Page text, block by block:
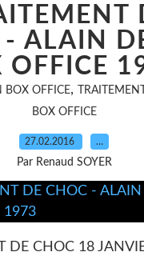
ALAIN
OFFICE
BOX OFFICE,
BOX OFFICE
27.02.2016 …
Par Renaud SOYER
DE CHOC 18